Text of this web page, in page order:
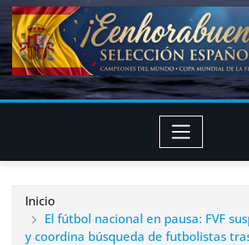
Inicio
El fútbol nacional en pausa: FVF
y coordina búsqueda de futbolistas